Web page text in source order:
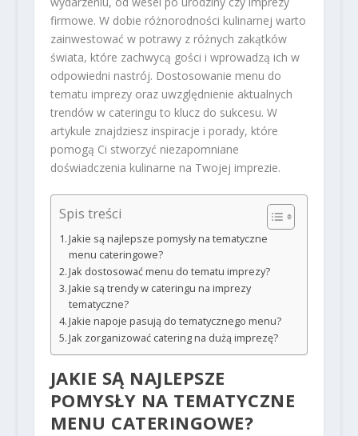
firmowe. W dobie różnorodności kulinarnej warto
zainwestować w potrawy z różnych zakątków
świata, które zachwycą gości i wprowadzą ich w
odpowiedni nastrój. Dostosowanie menu do
tematu imprezy oraz uwzględnienie aktualnych
trendów w cateringu to klucz do sukcesu. W
artykule znajdziesz inspiracje i porady, które
pomogą Ci stworzyć niezapomniane
doświadczenia kulinarne na Twojej imprezie.
Spis treści
Jakie są najlepsze pomysły na tematyczne
menu cateringowe?
Jak dostosować menu do tematu imprezy?
Jakie są trendy w cateringu na imprezy
tematyczne?
Jakie napoje pasują do tematycznego menu?
Jak zorganizować catering na dużą imprezę?
JAKIE SĄ NAJLEPSZE
POMYSŁY NA TEMATYCZNE
MENU CATERINGOWE?